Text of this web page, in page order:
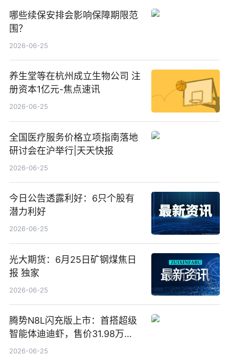
哪些续保安排会影响保障期限范
围？
2026-06-25
养生堂等在杭州成立生物公司 注
册资本1亿元-焦点速讯
2026-06-25
全国医疗服务价格立项指南落地
研讨会在沪举行|天天快报
2026-06-25
今日公告透露利好：6只个股有
潜力利好
2026-06-25
光大期货：6月25日矿钢煤焦日
报 独家
2026-06-25
腾势N8L闪充版上市：首搭超级
智能体迪迪虾，售价31.98万
元-34.98万元 焦点日报
2026-06-25